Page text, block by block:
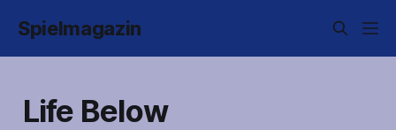
Spielmagazin
Life Below